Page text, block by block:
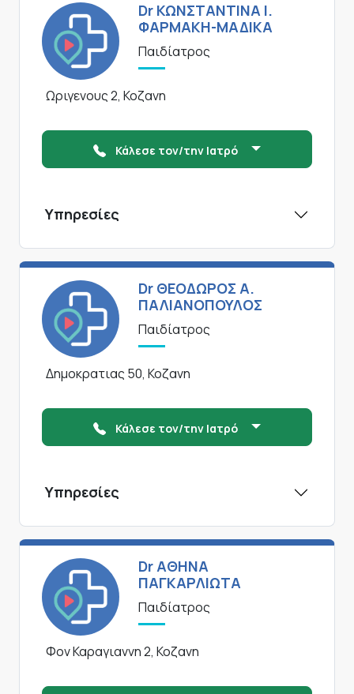
Dr ΚΩΝΣΤΑΝΤΙΝΑ Ι.
ΦΑΡΜΑΚΗ-ΜΑΔΙΚΑ
Παιδίατρος
Ωριγενους 2, Κοζανη
Κάλεσε τον/την Ιατρό
Υπηρεσίες
Dr ΘΕΟΔΩΡΟΣ Α.
ΠΑΛΙΑΝΟΠΟΥΛΟΣ
Παιδίατρος
Δημοκρατιας 50, Κοζανη
Κάλεσε τον/την Ιατρό
Υπηρεσίες
Dr ΑΘΗΝΑ
ΠΑΓΚΑΡΛΙΩΤΑ
Παιδίατρος
Φον Καραγιαννη 2, Κοζανη